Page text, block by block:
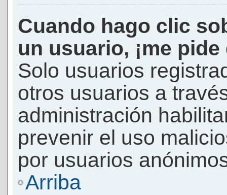
Cuando hago clic
un usuario, ¡me
Solo usuarios
otros usuarios a
administración
prevenir el uso
por usuarios
Arriba